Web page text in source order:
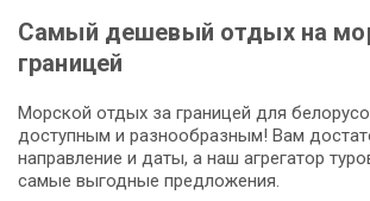
Самый дешевый отдых на
границей
Морской отдых за границей для
доступным и разнообразным! Вам
направление и даты, а наш агрегатор
самые выгодные предложения.